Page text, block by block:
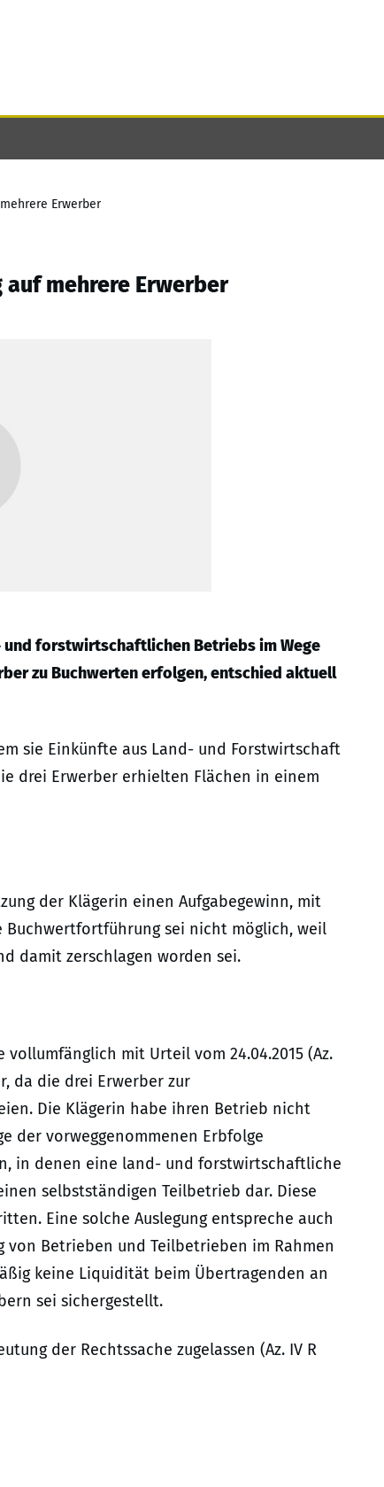
Erwerber
mehrere Erwerber
forstwirtschaftlichen Betriebs im Wege
zu Buchwerten erfolgen, entschied aktuell
sie Einkünfte aus Land- und Forstwirtschaft
drei Erwerber erhielten Flächen in einem
der Klägerin einen Aufgabegewinn, mit
Buchwertfortführung sei nicht möglich, weil
damit zerschlagen worden sei.
mit Urteil vom 24.04.2015 (Az.
da die drei Erwerber zur
Die Klägerin habe ihren Betrieb nicht
der vorweggenommenen Erbfolge
in denen eine land- und forstwirtschaftliche
selbstständigen Teilbetrieb dar. Diese
Eine solche Auslegung entspreche auch
von Betrieben und Teilbetrieben im Rahmen
keine Liquidität beim Übertragenden an
sei sichergestellt.
der Rechtssache zugelassen (Az. IV R